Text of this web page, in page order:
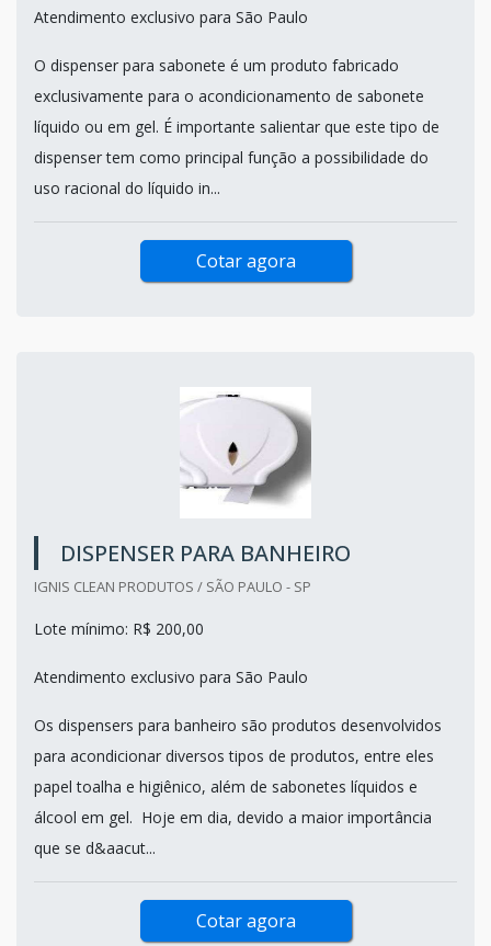
Atendimento exclusivo para São Paulo
O dispenser para sabonete é um produto fabricado
exclusivamente para o acondicionamento de sabonete
líquido ou em gel. É importante salientar que este tipo de
dispenser tem como principal função a possibilidade do
uso racional do líquido in...
Cotar agora
DISPENSER PARA BANHEIRO
IGNIS CLEAN PRODUTOS / SÃO PAULO - SP
Lote mínimo: R$ 200,00
Atendimento exclusivo para São Paulo
Os dispensers para banheiro são produtos desenvolvidos
para acondicionar diversos tipos de produtos, entre eles
papel toalha e higiênico, além de sabonetes líquidos e
álcool em gel. Hoje em dia, devido a maior importância
que se d&aacut...
Cotar agora